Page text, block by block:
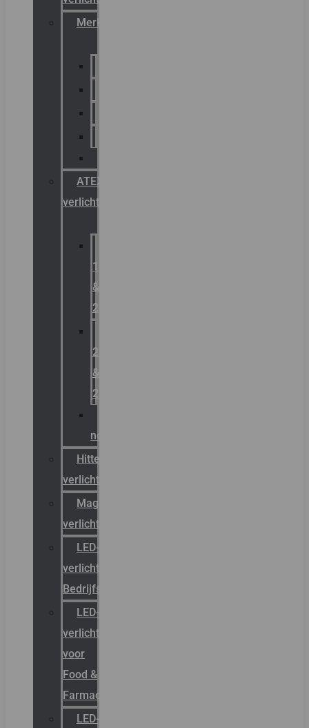
Merken
ATEX
verlichting
1
&
2
21
&
22
noodverlichting
Hittebestendige
verlichting
Magazijn
verlichting
LED-
verlichting
Bedrijfshal
LED-
verlichting
voor
Food &
Farmacie
LED-